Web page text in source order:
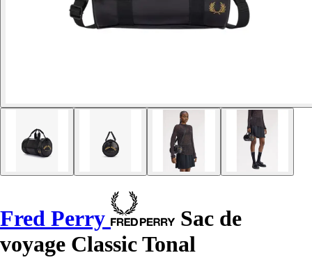
Fred Perry
Sac de
voyage Classic Tonal